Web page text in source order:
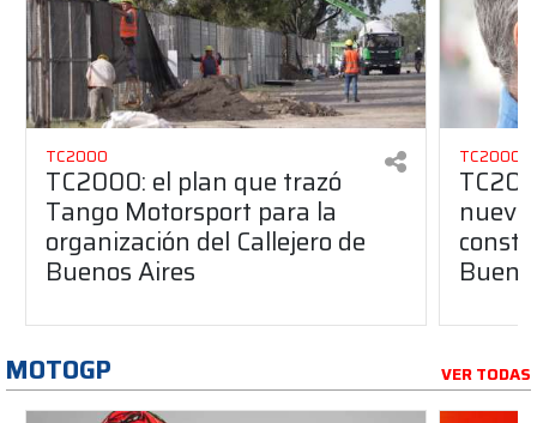
TC2000
TC2000: el plan que trazó
Tango Motorsport para la
organización del Callejero de
Buenos Aires
TC2000
MOTOGP VER TODAS